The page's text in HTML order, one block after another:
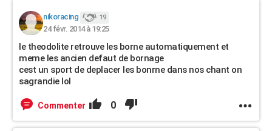
nikoracing 19
24 févr. 2014 à 19:25
le theodolite retrouve les borne automatiquement et
meme les ancien defaut de bornage
cest un sport de deplacer les bonrne dans nos chant on
sagrandie lol
Commenter 0